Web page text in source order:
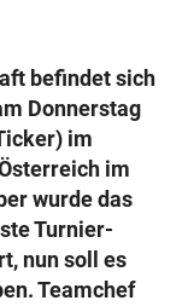
befindet sich
Donnerstag
im
im
wurde das
Turnier-
nun soll es
Teamchef